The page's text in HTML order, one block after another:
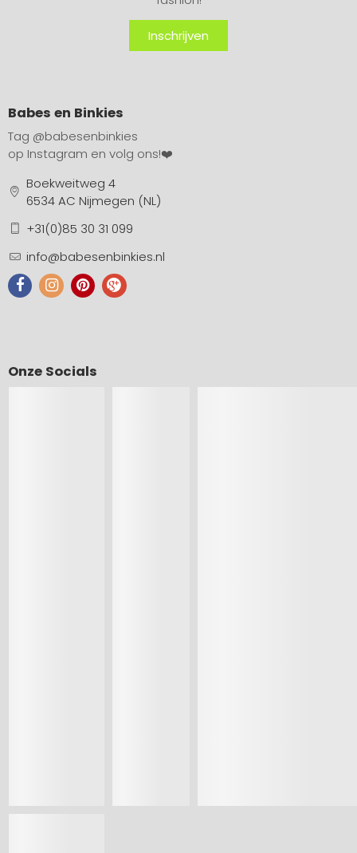
Inschrijven
Babes en Binkies
Tag @babesenbinkies
op Instagram en volg ons!❤️
Boekweitweg 4
6534 AC Nijmegen (NL)
+31(0)85 30 31 099
info@babesenbinkies.nl
Onze Socials